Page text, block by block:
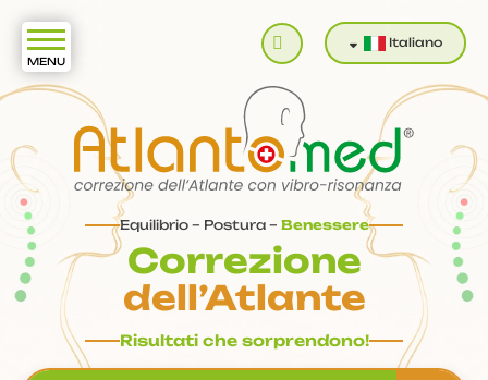
Equilibrio – Postura – Benessere
Correzione
dell’Atlante
Risultati che sorprendono!
Cerca Italiano